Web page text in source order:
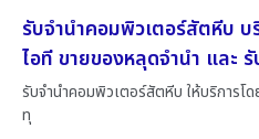
รับจำนำคอมพิวเตอร์สัตหีบ
ไอที ขายของหลุดจำนำ และ
รับจำนำคอมพิวเตอร์สัตหีบ ให้บริการโ
ทุ